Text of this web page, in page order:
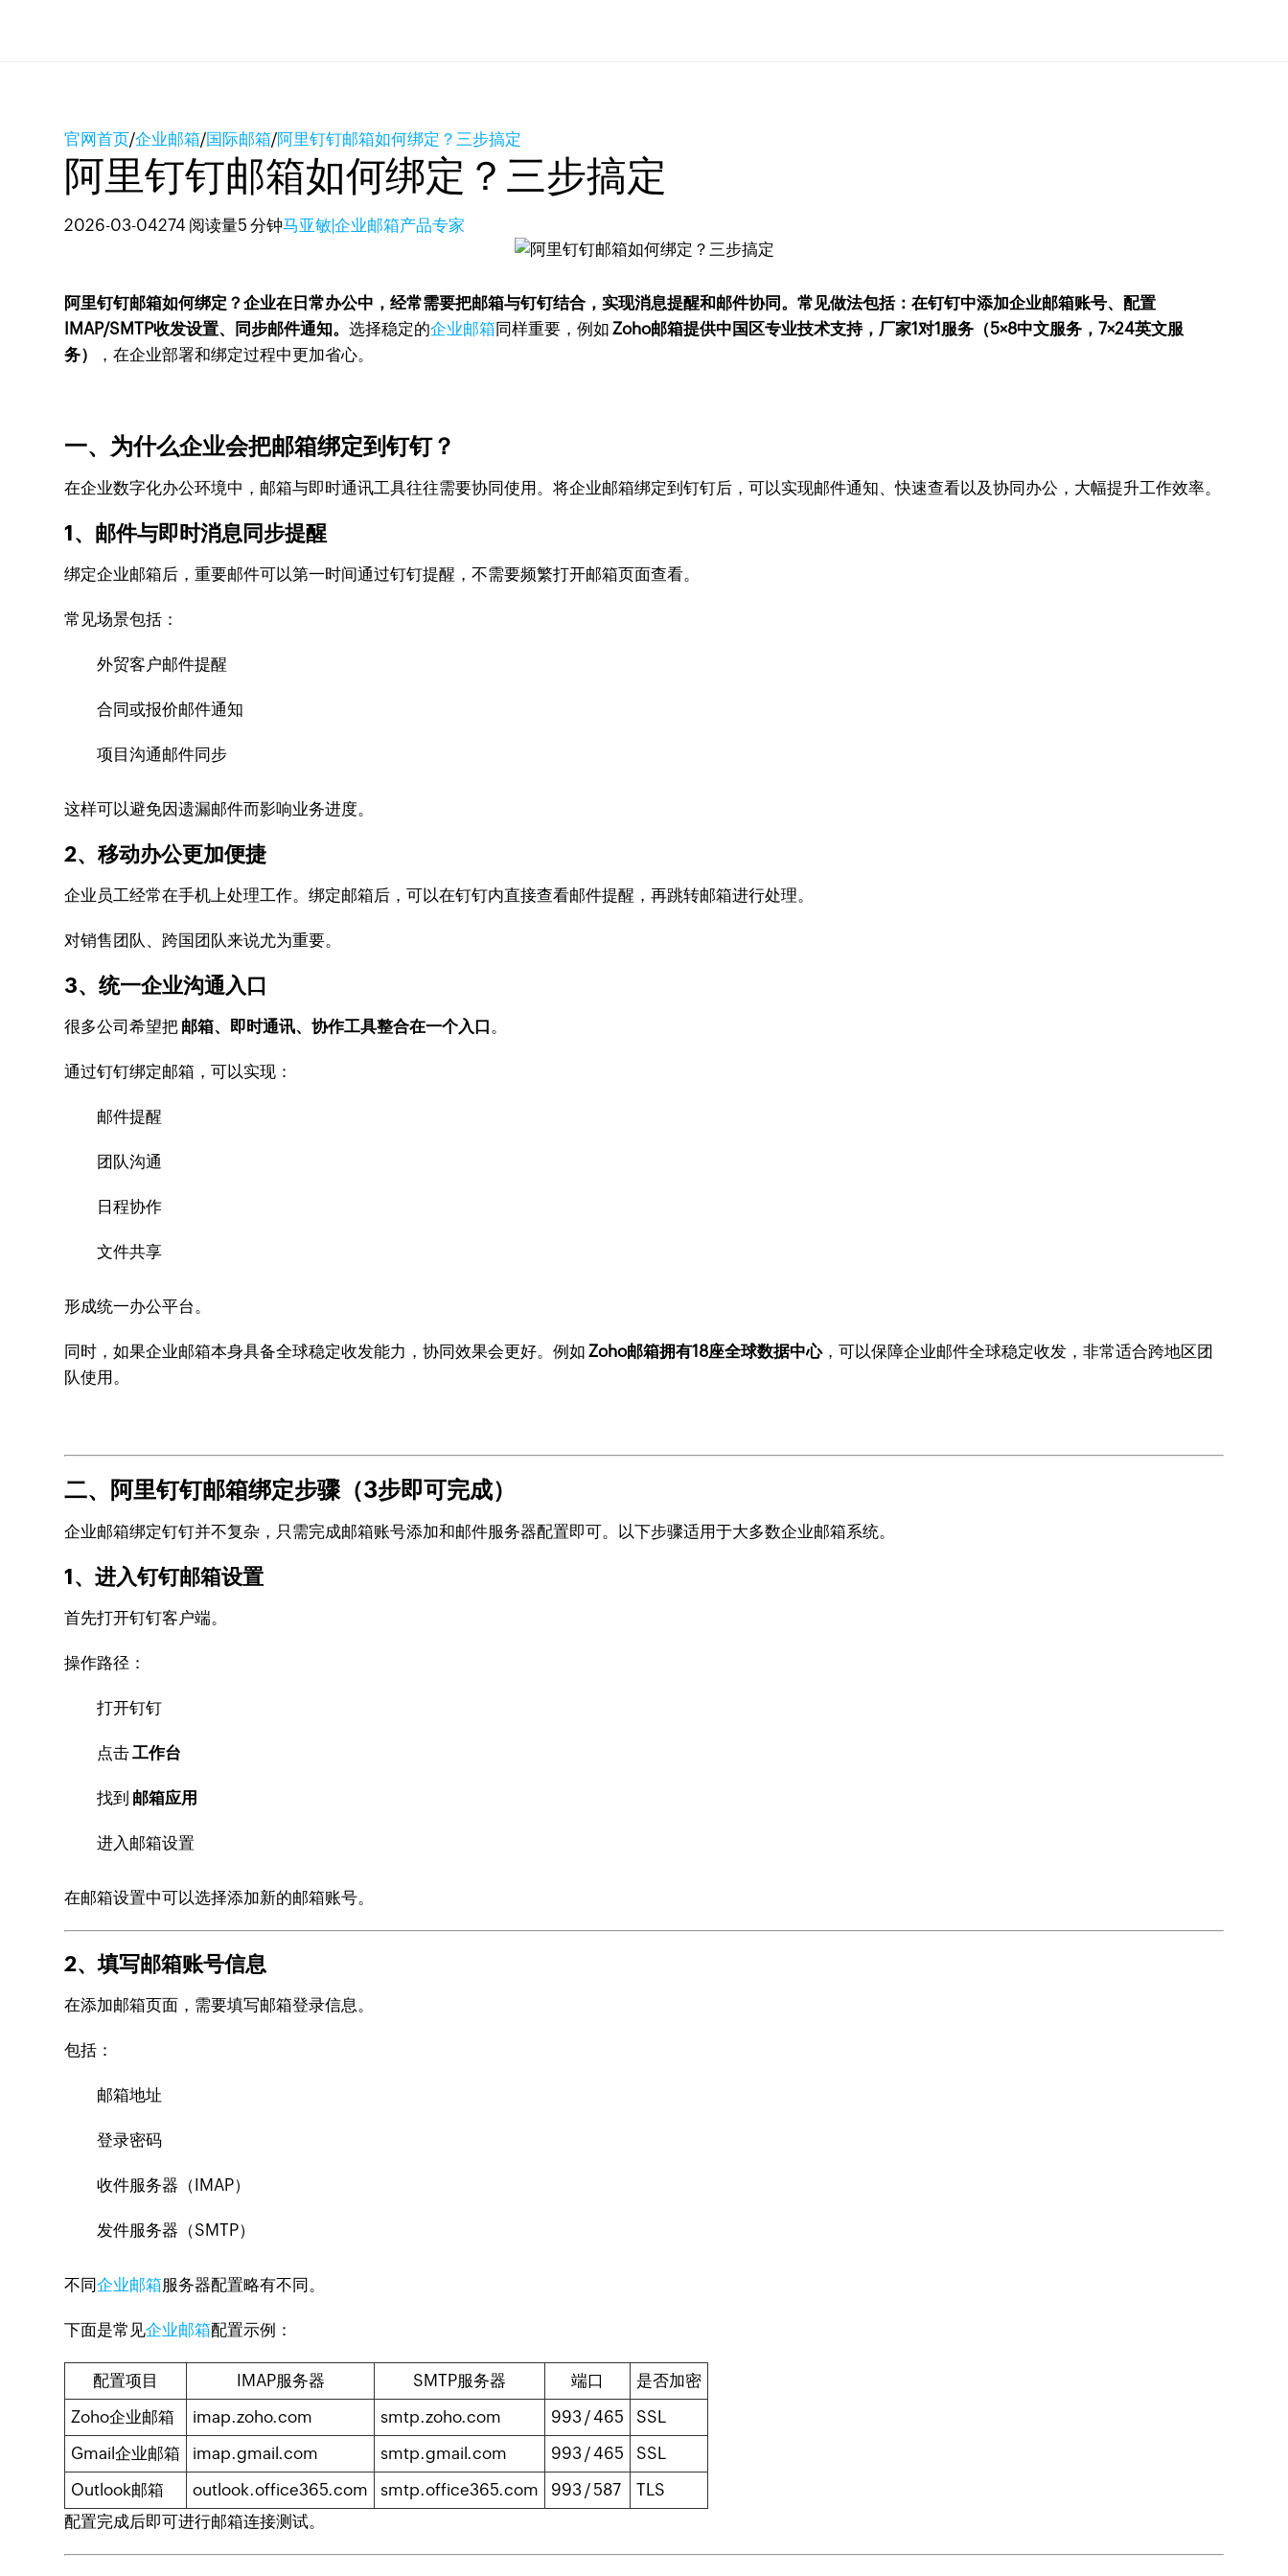
官网首页/企业邮箱/国际邮箱/阿里钉钉邮箱如何绑定？三步搞定
阿里钉钉邮箱如何绑定？三步搞定
2026-03-04274 阅读量5 分钟马亚敏|企业邮箱产品专家
阿里钉钉邮箱如何绑定？企业在日常办公中，经常需要把邮箱与钉钉结合，实现消息提醒和邮件协同。常见做法包括：在钉钉中添加企业邮箱账号、配置
IMAP/SMTP收发设置、同步邮件通知。选择稳定的企业邮箱同样重要，例如Zoho邮箱提供中国区专业技术支持，厂家1对1服务（5×8中文服务，7×24英文服
务）
，在企业部署和绑定过程中更加省心。
一、为什么企业会把邮箱绑定到钉钉？
在企业数字化办公环境中，邮箱与即时通讯工具往往需要协同使用。将企业邮箱绑定到钉钉后，可以实现邮件通知、快速查看以及协同办公，大幅提升工作效率。
1、邮件与即时消息同步提醒
绑定企业邮箱后，重要邮件可以第一时间通过钉钉提醒，不需要频繁打开邮箱页面查看。
常见场景包括：
外贸客户邮件提醒
合同或报价邮件通知
项目沟通邮件同步
这样可以避免因遗漏邮件而影响业务进度。
2、移动办公更加便捷
企业员工经常在手机上处理工作。绑定邮箱后，可以在钉钉内直接查看邮件提醒，再跳转邮箱进行处理。
对销售团队、跨国团队来说尤为重要。
3、统一企业沟通入口
很多公司希望把 邮箱、即时通讯、协作工具整合在一个入口。
通过钉钉绑定邮箱，可以实现：
邮件提醒
团队沟通
日程协作
文件共享
形成统一办公平台。
同时，如果企业邮箱本身具备全球稳定收发能力，协同效果会更好。例如Zoho邮箱拥有18座全球数据中心，可以保障企业邮件全球稳定收发，非常适合跨地区团
队使用。
二、阿里钉钉邮箱绑定步骤（3步即可完成）
企业邮箱绑定钉钉并不复杂，只需完成邮箱账号添加和邮件服务器配置即可。以下步骤适用于大多数企业邮箱系统。
1、进入钉钉邮箱设置
首先打开钉钉客户端。
操作路径：
打开钉钉
点击工作台
找到 邮箱应用
进入邮箱设置
在邮箱设置中可以选择添加新的邮箱账号。
2、填写邮箱账号信息
在添加邮箱页面，需要填写邮箱登录信息。
包括：
邮箱地址
登录密码
收件服务器（IMAP）
发件服务器（SMTP）
不同企业邮箱服务器配置略有不同。
下面是常见企业邮箱配置示例：
配置项目 IMAP服务器 SMTP服务器 端口
是否加密
Zoho企业邮箱
imap.zoho.com smtp.zoho.com 993 / 465
SSL
Gmail企业邮箱
imap.gmail.com smtp.gmail.com 993 / 465
SSL
Outlook邮箱
outlook.office365.com smtp.office365.com 993 / 587
TLS
配置完成后即可进行邮箱连接测试。